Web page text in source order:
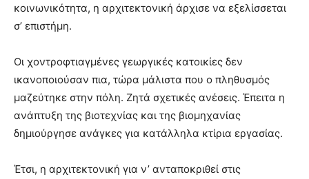
κοινωνικότητα, η αρχιτεκτονική άρχισε να εξελίσσεται
σ’ επιστήμη.
Οι χοντροφτιαγμένες γεωργικές κατοικίες δεν
ικανοποιούσαν πια, τώρα μάλιστα που ο πληθυσμός
μαζεύτηκε στην πόλη. Ζητά σχετικές ανέσεις. Έπειτα η
ανάπτυξη της βιοτεχνίας και της βιομηχανίας
δημιούργησε ανάγκες για κατάλληλα κτίρια εργασίας.
Έτσι, η αρχιτεκτονική για ν’ ανταποκριθεί στις